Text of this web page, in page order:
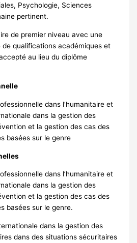
Psychologie, Sciences
pertinent.
de premier niveau avec une
qualifications académiques et
au lieu du diplôme
dans l’humanitaire et
dans la gestion des
et la gestion des cas des
basées sur le genre
dans l’humanitaire et
dans la gestion des
et la gestion des cas des
basées sur le genre.
dans la gestion des
dans des situations sécuritaires